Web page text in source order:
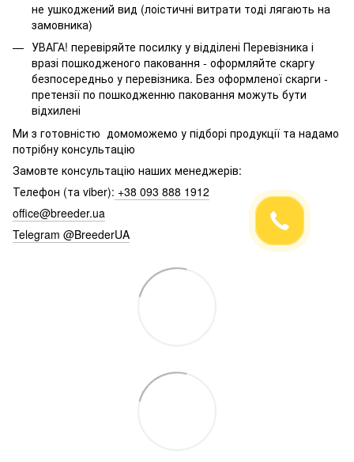
не ушкоджений вид (лоістичні витрати тоді лягають на
замовника)
УВАГА! перевіряйте посилку у відділені Перевізника і
вразі пошкодженого паковання - оформляйте скаргу
безпосередньо у перевізника. Без оформленої скарги -
претензії по пошкодженню паковання можуть бути
відхилені
Ми з готовністю домоможемо у підборі продукції та надамо
потрібну консультацію
Замовте консультацію наших менеджерів:
Телефон (та viber): +38 093 888 1912
office@breeder.ua
Telegram @BreederUA